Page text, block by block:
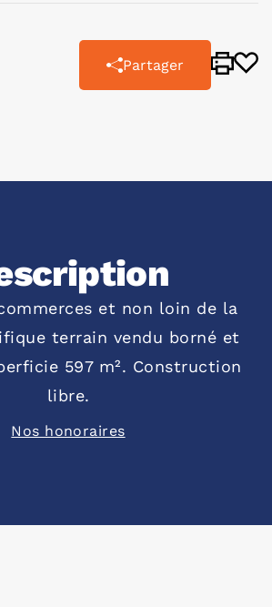
Partager
et non loin de la
terrain vendu borné et
597 m². Construction
libre.
Nos honoraires